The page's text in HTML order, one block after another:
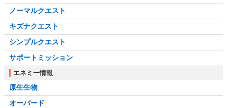
ノーマルクエスト
キズナクエスト
シンプルクエスト
サポートミッション
エネミー情報
原生生物
オーバード